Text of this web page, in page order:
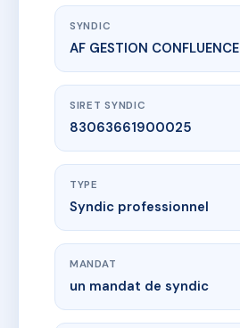
SYNDIC
AF GESTION CONFLUENCE
SIRET SYNDIC
83063661900025
TYPE
Syndic professionnel
MANDAT
un mandat de syndic